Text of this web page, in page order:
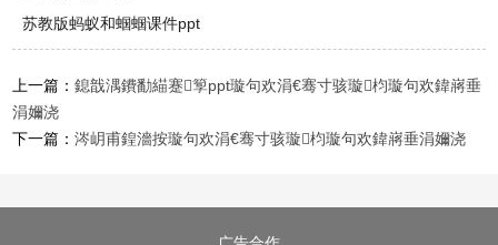
苏教版蚂蚁和蝈蝈课件ppt
上一篇：鎴戠湡鐨勫緢蹇箰ppt璇句欢涓€骞寸骇璇枃璇句欢鍏嶈垂
涓嬭浇
下一篇：涔岄甫鍠濇按璇句欢涓€骞寸骇璇枃璇句欢鍏嶈垂涓嬭浇